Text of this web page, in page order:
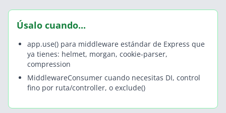
Úsalo cuando...
app.use() para middleware estándar de Express que
ya tienes: helmet, morgan, cookie-parser,
compression
MiddlewareConsumer cuando necesitas DI, control
fino por ruta/controller, o exclude()